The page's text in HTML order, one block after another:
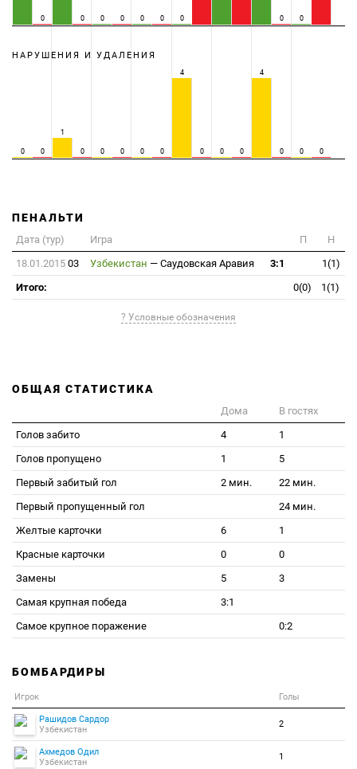
0 0 0 0 0 0 0 0 0
НАРУШЕНИЯ И УДАЛЕНИЯ
0 0
1
0 0 0 0 0
4
0 0 0
4
0 0 0
ПЕНАЛЬТИ
Дата (тур) Игра П
Н
18.01.2015 03 Узбекистан — Саудовская Аравия 3:1
1(1)
Итого:
0(0) 1(1)
? Условные обозначения
ОБЩАЯ СТАТИСТИКА
Дома
В гостях
Голов забито
4
1
Голов пропущено
1
5
Первый забитый гол
2 мин.
22 мин.
Первый пропущенный гол
24 мин.
Желтые карточки
6
1
Красные карточки
0
0
Замены
5
3
Самая крупная победа
3:1
Самое крупное поражение
0:2
БОМБАРДИРЫ
Игрок Голы
Рашидов Сардор
Узбекистан
2
Ахмедов Одил
Узбекистан
1